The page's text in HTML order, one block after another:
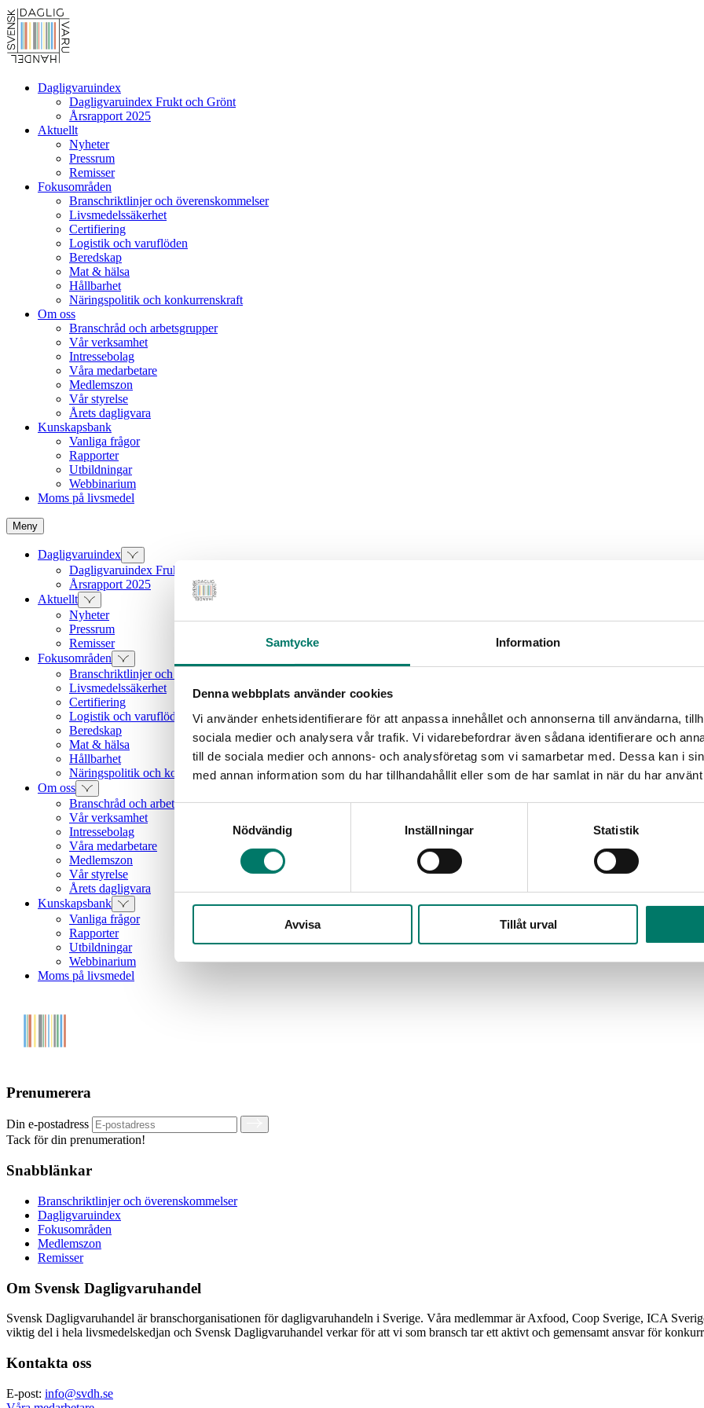
Samtycke Information
Denna webbplats använder cookies
Vi använder enhetsidentifierare för att anpassa innehållet och annonserna till användarna,
sociala medier och analysera vår trafik. Vi vidarebefordrar även sådana identifierare och
till de sociala medier och annons- och analysföretag som vi samarbetar med. Dessa kan i
med annan information som du har tillhandahållit eller som de har samlat in när du har
Samtyckesval
Nödvändig
Inställningar Statistik
Avvisa Tillåt urval
Dagligvaruindex
Dagligvaruindex Frukt och Grönt
Årsrapport 2025
Aktuellt
Nyheter
Pressrum
Remisser
Fokusområden
Branschriktlinjer och överenskommelser
Livsmedelssäkerhet
Certifiering
Logistik och varuflöden
Beredskap
Mat & hälsa
Hållbarhet
Näringspolitik och konkurrenskraft
Om oss
Branschråd och arbetsgrupper
Vår verksamhet
Intressebolag
Våra medarbetare
Medlemszon
Vår styrelse
Årets dagligvara
Kunskapsbank
Vanliga frågor
Rapporter
Utbildningar
Webbinarium
Moms på livsmedel
Meny
Dagligvaruindex
Dagligvaruindex Frukt och Grönt
Årsrapport 2025
Aktuellt
Nyheter
Pressrum
Remisser
Fokusområden
Branschriktlinjer och överenskommelser
Livsmedelssäkerhet
Certifiering
Logistik och varuflöden
Beredskap
Mat & hälsa
Hållbarhet
Näringspolitik och konkurrenskraft
Om oss
Branschråd och arbetsgrupper
Vår verksamhet
Intressebolag
Våra medarbetare
Medlemszon
Vår styrelse
Årets dagligvara
Kunskapsbank
Vanliga frågor
Rapporter
Utbildningar
Webbinarium
Moms på livsmedel
Prenumerera
Din e-postadress
Tack för din prenumeration!
Snabblänkar
Branschriktlinjer och överenskommelser
Dagligvaruindex
Fokusområden
Medlemszon
Remisser
Om Svensk Dagligvaruhandel
Svensk Dagligvaruhandel är branschorganisationen för dagligvaruhandeln i Sverige. Våra medlemmar är Axfood, Coop Sverige, ICA
viktig del i hela livsmedelskedjan och Svensk Dagligvaruhandel verkar för att vi som bransch tar ett aktivt och gemensamt ansvar för
Kontakta oss
E-post: info@svdh.se